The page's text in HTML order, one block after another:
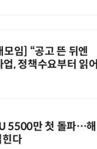
모임] “공고 뜬 뒤엔
, 정책수요부터 읽어
5500만 첫 돌파…해
힌다